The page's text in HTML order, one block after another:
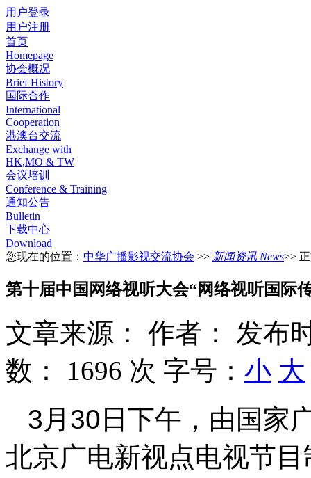
用户登录
用户注册
首页
Homepage
协会概况
Brief History
国际合作
International
Cooperation
港澳台交流
Exchange with
HK,MO & TW
会议培训
Conference & Training
通知公告
Bulletin
下载中心
Download
您现在的位置： 中华广播影视交流协会 >> 新闻资讯 News>>
第十届中国网络视听大会“网络视听国际
文章来源： 作者：
发布
数： 1696 次 字号： 小 大
3月30日下午，由国家
北京广电新视点电视节